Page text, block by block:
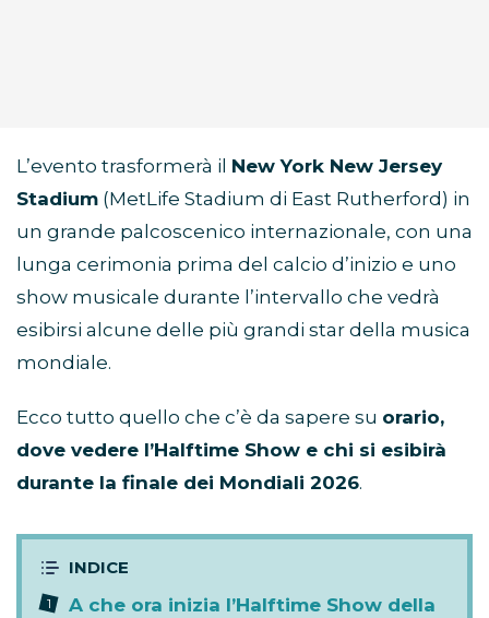
L’evento trasformerà il New York New Jersey
Stadium (MetLife Stadium di East Rutherford) in
un grande palcoscenico internazionale, con una
lunga cerimonia prima del calcio d’inizio e uno
show musicale durante l’intervallo che vedrà
esibirsi alcune delle più grandi star della musica
mondiale.
Ecco tutto quello che c’è da sapere su orario,
dove vedere l’Halftime Show e chi si esibirà
durante la finale dei Mondiali 2026.
A che ora inizia l’Halftime Show della